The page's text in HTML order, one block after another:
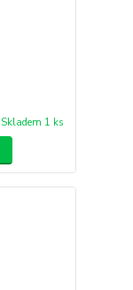
Skladem 1 ks